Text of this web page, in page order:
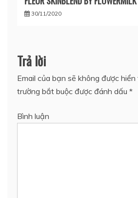
30/11/2020
Trả lời
Email của bạn sẽ không được hiển
trường bắt buộc được đánh dấu *
Bình luận